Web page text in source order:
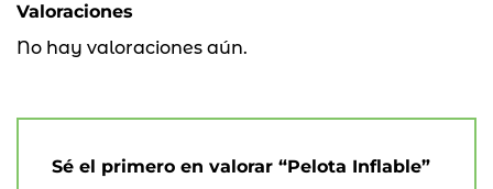
Valoraciones
No hay valoraciones aún.
Sé el primero en valorar “Pelota Inflable”